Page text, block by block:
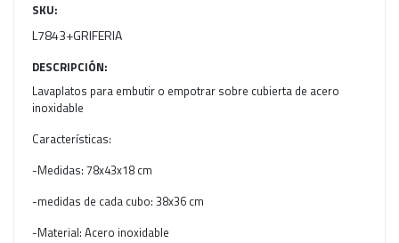
SKU:
L7843+GRIFERIA
DESCRIPCIÓN:
Lavaplatos para embutir o empotrar sobre cubierta de acero
inoxidable
Características:
-Medidas: 78x43x18 cm
-medidas de cada cubo: 38x36 cm
-Material: Acero inoxidable